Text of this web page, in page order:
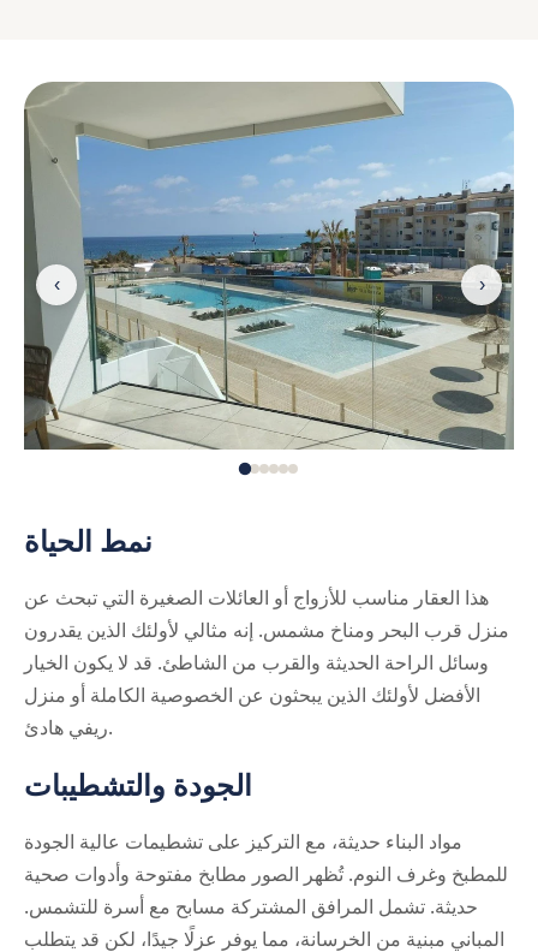
نمط الحياة
هذا العقار مناسب للأزواج أو العائلات الصغيرة التي تبحث عن
منزل قرب البحر ومناخ مشمس. إنه مثالي لأولئك الذين يقدرون
وسائل الراحة الحديثة والقرب من الشاطئ. قد لا يكون الخيار
الأفضل لأولئك الذين يبحثون عن الخصوصية الكاملة أو منزل
ريفي هادئ.
الجودة والتشطيبات
مواد البناء حديثة، مع التركيز على تشطيمات عالية الجودة
للمطبخ وغرف النوم. تُظهر الصور مطابخ مفتوحة وأدوات صحية
حديثة. تشمل المرافق المشتركة مسابح مع أسرة للتشمس.
المباني مبنية من الخرسانة، مما يوفر عزلًا جيدًا، لكن قد يتطلب
‹ ›